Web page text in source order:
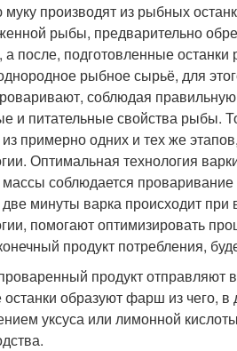
производят из рыбных
рыбы, предварительно
а после, подготовленные
рыбное сырьё, для
соблюдая
и питательные свойства рыбы.
из примерно одних и тех же
Оптимальная технология
соблюдается проваривание
минуты варка происходит
помогают оптимизировать
продукт потребления,
продукт отправляют
образуют фарш из чего,
уксуса или лимонной